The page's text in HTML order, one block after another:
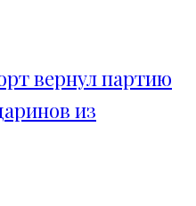
вернул партию
из